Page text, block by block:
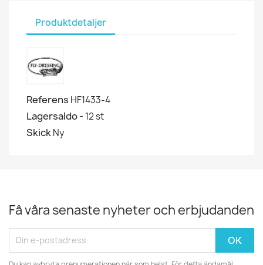
Produktdetaljer
Referens HF1433-4
Lagersaldo - 12 st
SkickNy
Få våra senaste nyheter och erbjudanden